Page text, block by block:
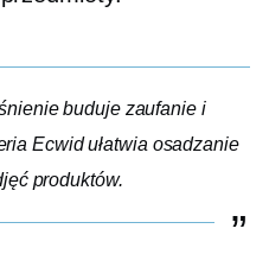
buduje zaufanie i
Ecwid ułatwia osadzanie
produktów.